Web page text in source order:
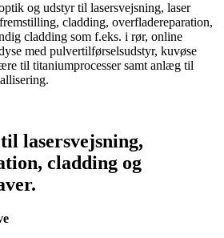
og udstyr til lasersvejsning, laser
cladding, overfladereparation,
cladding som f.eks. i rør, online
med pulvertilførselsudstyr, kuvøse
til titaniumprocesser samt anlæg til
lasersvejsning,
cladding og